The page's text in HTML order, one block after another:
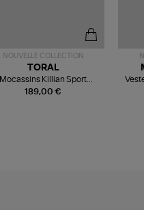
NOUVELLE COLLECTION
189,00 €
TORAL
Mocassins Killian Sport
Mousse